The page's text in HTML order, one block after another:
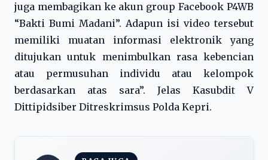
juga membagikan ke akun group Facebook P4WB
“Bakti Bumi Madani”. Adapun isi video tersebut
memiliki muatan informasi elektronik yang
ditujukan untuk menimbulkan rasa kebencian
atau permusuhan individu atau kelompok
berdasarkan atas sara”. Jelas Kasubdit V
Dittipidsiber Ditreskrimsus Polda Kepri.